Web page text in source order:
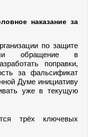
наказание за
по защите
обращение в
поправки,
за фальсификат
Думе инициативу
уже в текущую
трёх ключевых